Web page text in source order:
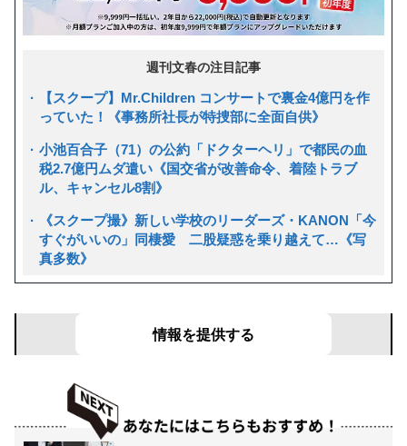
週刊文春の注目記事
【スクープ】Mr.Children コンサートで裏金4億円を作
っていた！《事務所社長が特捜部に全面自供》
小池百合子（71）の公約「ドクターヘリ」で都民の血
税2.7億円ムダ遣い《国交省が改善命令、着陸トラブ
ル、キャンセル8割》
《スクープ撮》新しい学校のリーダーズ・KANON「今
すぐがいいの」同棲愛 二股疑惑を乗り越えて…《写
真多数》
あなたの目の前で起きた事件を募集！
情報を提供する